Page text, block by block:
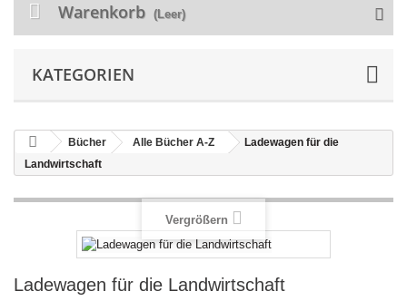
Warenkorb (Leer)
KATEGORIEN
Bücher Alle Bücher A-Z
Ladewagen für die
Landwirtschaft
Vergrößern
Ladewagen für die Landwirtschaft